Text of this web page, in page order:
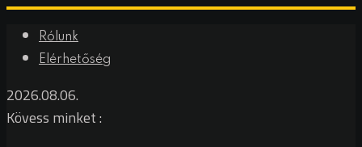
Rólunk
Elérhetőség
2026.08.06.
Kövess minket :